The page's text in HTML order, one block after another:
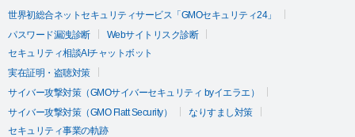
世界初総合ネットセキュリティサービス「GMOセキュリティ24」
パスワード漏洩診断
Webサイトリスク診断
セキュリティ相談AIチャットボット
実在証明・盗聴対策
サイバー攻撃対策（GMOサイバーセキュリティ byイエラエ）
サイバー攻撃対策（GMO Flatt Security）
なりすまし対策
セキュリティ事業の軌跡